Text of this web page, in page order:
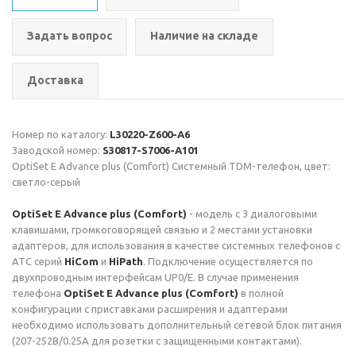
Задать вопрос Наличие на складе
Доставка
Номер по каталогу: L30220-Z600-A6
Заводской номер: S30817-S7006-A101
OptiSet E Advance plus (Comfort) Системный TDM-телефон, цвет:
светло-серый
OptiSet E Advance plus (Comfort) - модель с 3 диалоговыми
клавишами, громкоговорящей связью и 2 местами установки
адаптеров, для использования в качестве системных телефонов с
АТС серий HiCom и HiPath. Подключение осуществляется по
двухпроводным интерфейсам UP0/E. В случае применения
телефона OptiSet E Advance plus (Comfort) в полной
конфигурации с приставками расширения и адаптерами
необходимо использовать дополнительный сетевой блок питания
(207-252В/0.25А для розетки с защищенными контактами).